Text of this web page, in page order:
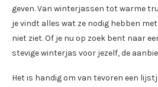
geven. Van winterjassen tot warme
je vindt alles wat ze nodig hebben
niet ziet. Of je nu op zoek bent naar
stevige winterjas voor jezelf, de
Het is handig om van tevoren een